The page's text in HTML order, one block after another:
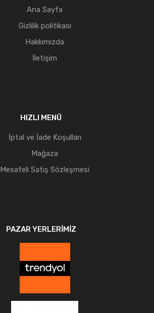
Ana Sayfa
Gizlilik politikası
Hakkımızda
İletişim
HIZLI MENÜ
İptal ve İade Koşulları
Mağaza
Mesafeli Satış Sözleşmesi
PAZAR YERLERIMIZ